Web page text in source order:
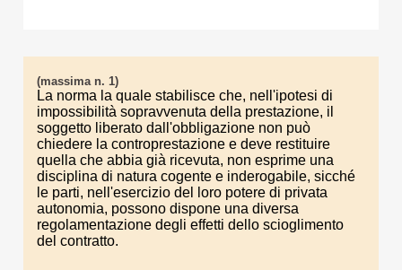
(massima n. 1)
La norma la quale stabilisce che, nell'ipotesi di
impossibilità sopravvenuta della prestazione, il
soggetto liberato dall'obbligazione non può
chiedere la controprestazione e deve restituire
quella che abbia già ricevuta, non esprime una
disciplina di natura cogente e inderogabile, sicché
le parti, nell'esercizio del loro potere di privata
autonomia, possono dispone una diversa
regolamentazione degli effetti dello scioglimento
del contratto.